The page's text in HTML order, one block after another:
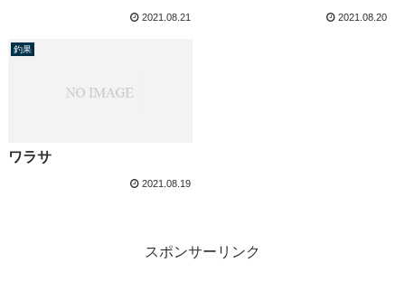
2021.08.21 2021.08.20
釣果
ワラサ
2021.08.19
スポンサーリンク